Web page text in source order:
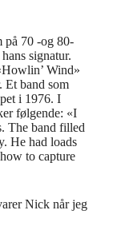
på 70 -og 80-
signatur.
Wind»
Et band som
i 1976. I
følgende: «I
The band filled
He had loads
to capture
Nick når jeg